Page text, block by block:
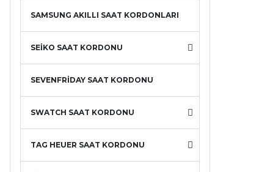
SAMSUNG AKILLI SAAT KORDONLARI
SEİKO SAAT KORDONU
SEVENFRİDAY SAAT KORDONU
SWATCH SAAT KORDONU
TAG HEUER SAAT KORDONU